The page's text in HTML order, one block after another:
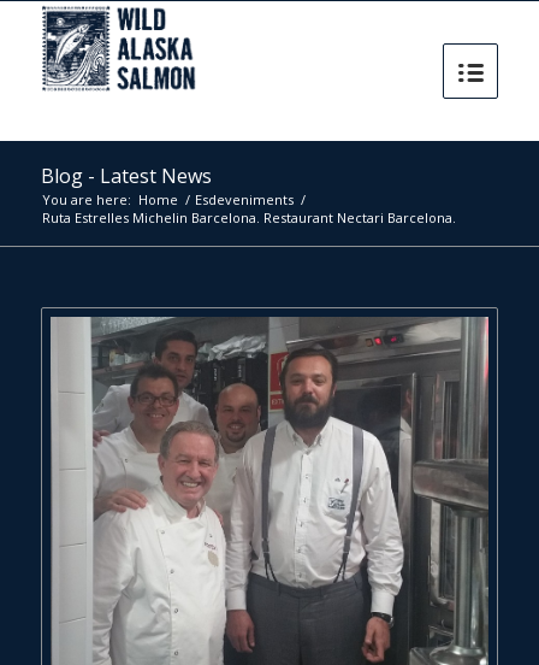
Blog - Latest News
You are here: Home / Esdeveniments /
Ruta Estrelles Michelin Barcelona. Restaurant Nectari Barcelona.